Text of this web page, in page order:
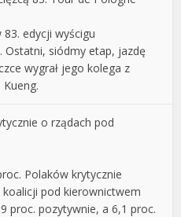
83. edycji wyścigu
Ostatni, siódmy etap, jazdę
wygrał jego kolega z
o rządach pod
Polaków krytycznie
pod kierownictwem
proc. pozytywnie, a 6,1 proc.